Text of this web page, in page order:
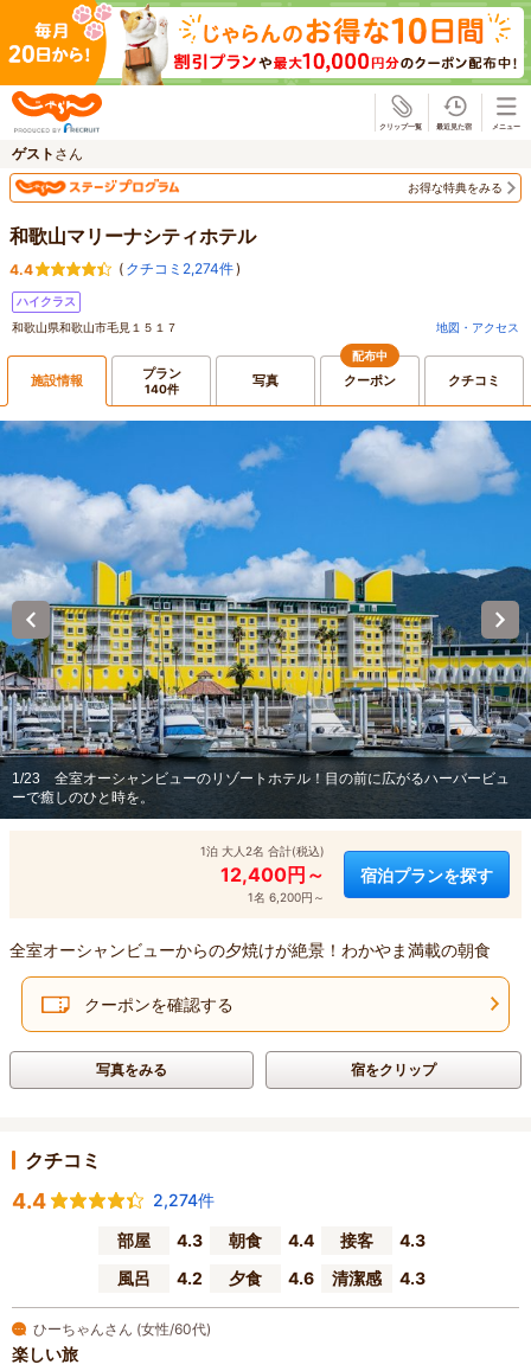
ゲスト さん
お得な特典をみる
和歌山マリーナシティホテル
4.4 ( クチコミ2,274件)
ハイクラス
和歌山県和歌山市毛見１５１７
地図・アクセス
施設情報 プラン
140件 写真
配布中
クーポン クチコミ
1/23
全室オーシャンビューのリゾートホテル！目の前に広がるハーバービュ
ーで癒しのひと時を。
1泊 大人2名 合計(税込)
12,400円～
1名 6,200円～
宿泊プランを探す
全室オーシャンビューからの夕焼けが絶景！わかやま満載の朝食
クーポンを確認する
写真をみる 宿をクリップ
クチコミ
4.4
2,274件
部屋
4.3 朝食 4.4 接客
4.3
風呂
4.2 夕食 4.6 清潔感 4.3
ひーちゃんさん (女性/60代)
楽しい旅